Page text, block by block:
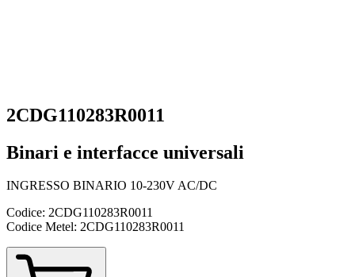
2CDG110283R0011
Binari e interfacce universali
INGRESSO BINARIO 10-230V AC/DC
Codice: 2CDG110283R0011
Codice Metel: 2CDG110283R0011